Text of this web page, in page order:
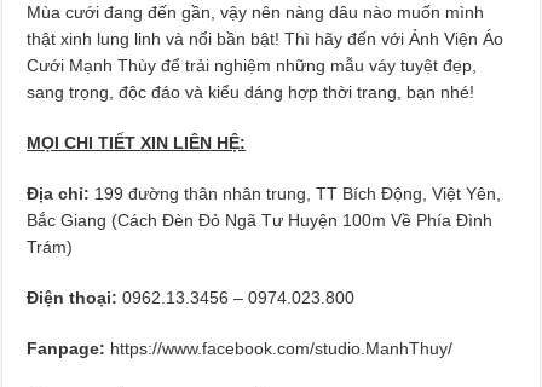
Mùa cưới đang đến gần, vậy nên nàng dâu nào muốn mình
thật xinh lung linh và nổi bần bật! Thì hãy đến với Ảnh Viện Áo
Cưới Mạnh Thùy để trải nghiệm những mẫu váy tuyệt đẹp,
sang trọng, độc đáo và kiểu dáng hợp thời trang, bạn nhé!
MỌI CHI TIẾT XIN LIÊN HỆ:
Địa chỉ: 199 đường thân nhân trung, TT Bích Động, Việt Yên,
Bắc Giang (Cách Đèn Đỏ Ngã Tư Huyện 100m Về Phía Đình
Trám)
Điện thoại: 0962.13.3456 – 0974.023.800
Fanpage: https://www.facebook.com/studio.ManhThuy/